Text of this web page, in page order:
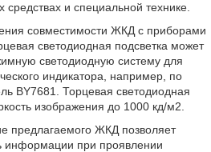
средствах и специальной технике.
совместимости ЖКД с приборами
светодиодная подсветка может
светодиодную систему для
индикатора, например, по
BY7681. Торцевая светодиодная
изображения до 1000 кд/м2.
предлагаемого ЖКД позволяет
информации при проявлении